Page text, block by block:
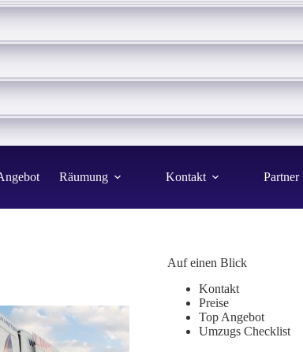
Räumung Kontakt Partner
Auf einen Blick
Kontakt
Preise
Top Angebot
Umzugs Checklist